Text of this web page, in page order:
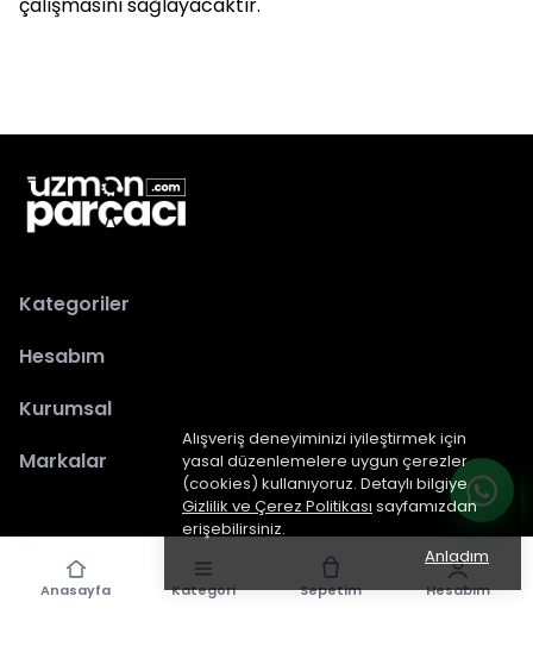
Alışveriş deneyiminizi iyileştirmek için
yasal düzenlemelere uygun çerezler
(cookies) kullanıyoruz. Detaylı bilgiye
Gizlilik ve Çerez Politikası sayfamızdan
erişebilirsiniz.
Anladım
Kategoriler
Hesabım
Kurumsal
Markalar
epiked.comtarafından dizayn edilmiştir.
Anasayfa Kategori Sepetim Hesabım